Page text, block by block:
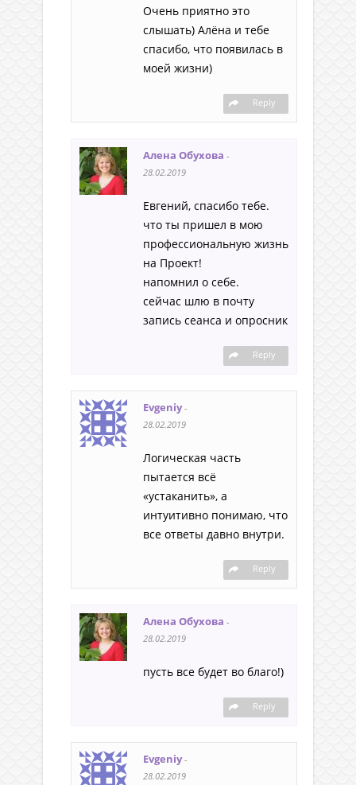
Очень приятно это
слышать) Алёна и тебе
спасибо, что появилась в
моей жизни)
Reply
Алена Обухова -
28.02.2019
Евгений, спасибо тебе.
что ты пришел в мою
профессиональную жизнь
на Проект!
напомнил о себе.
сейчас шлю в почту
запись сеанса и опросник
Reply
Evgeniy-
28.02.2019
Логическая часть
пытается всё
«устаканить», а
интуитивно понимаю, что
все ответы давно внутри.
Reply
Алена Обухова -
28.02.2019
пусть все будет во благо!)
Reply
Evgeniy-
28.02.2019